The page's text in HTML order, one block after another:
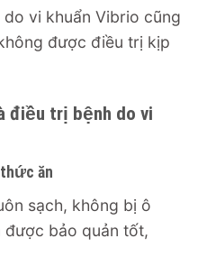
vi khuẩn Vibrio cũng
được điều trị kịp
điều trị bệnh do vi
ăn
sạch, không bị ô
được bảo quản tốt,